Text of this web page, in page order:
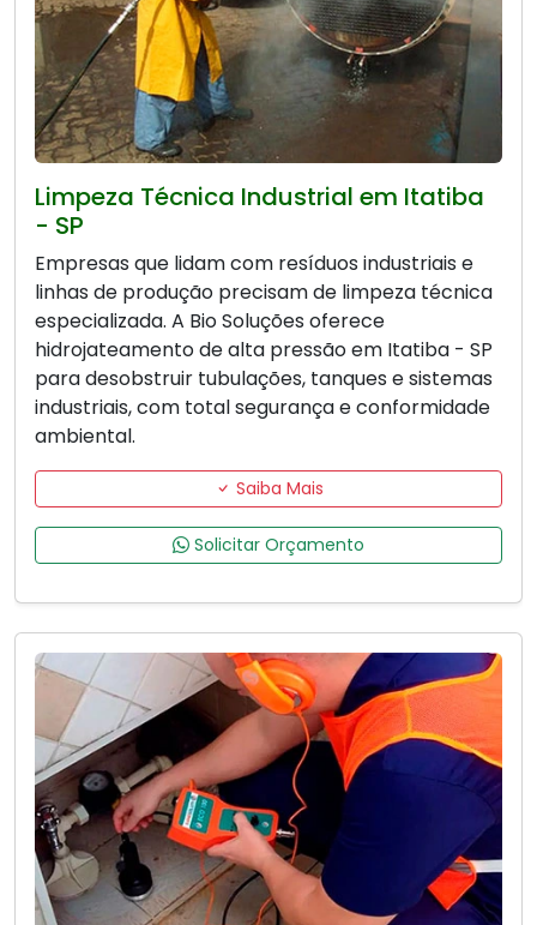
Limpeza Técnica Industrial em Itatiba
- SP
Empresas que lidam com resíduos industriais e
linhas de produção precisam de limpeza técnica
especializada. A Bio Soluções oferece
hidrojateamento de alta pressão em Itatiba - SP
para desobstruir tubulações, tanques e sistemas
industriais, com total segurança e conformidade
ambiental.
Saiba Mais
Solicitar Orçamento